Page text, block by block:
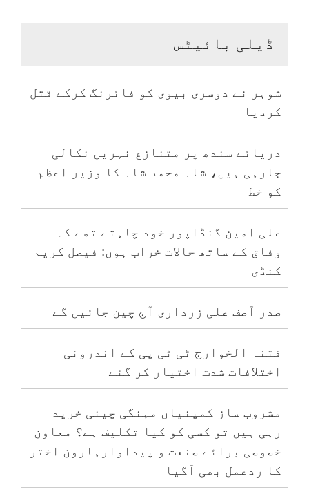
ڈیلی بائیٹس
شوہر نے دوسری بیوی کو فائرنگ کرکے قتل
کردیا
دریائے سندھ پر متنازع نہریں نکالی
جارہی ہیں، شاہ محمد شاہ کا وزیر اعظم
کو خط
علی امین گنڈاپور خود چاہتے تھے کہ
وفاق کے ساتھ حالات خراب ہوں: فیصل کریم
کنڈی
صدر آصف علی زرداری آج چین جائیں گے
فتنہ الخوارج ٹی ٹی پی کے اندرونی
اختلافات شدت اختیار کر گئے
مشروب ساز کمپنیاں مہنگی چینی خرید
رہی ہیں تو کسی کو کیا تکلیف ہے؟ معاون
خصوصی برائے صنعت و پیداوارہارون اختر
کا ردعمل بھی آگیا